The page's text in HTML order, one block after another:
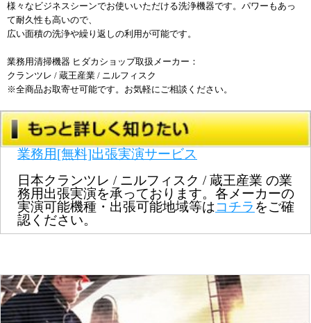
様々なビジネスシーンでお使いいただける洗浄機器です。パワーもあっ
て耐久性も高いので、
広い面積の洗浄や繰り返しの利用が可能です。
業務用清掃機器 ヒダカショップ取扱メーカー：
クランツレ / 蔵王産業 / ニルフィスク
※全商品お取寄せ可能です。お気軽にご相談ください。
業務用[無料]出張実演サービス
日本クランツレ / ニルフィスク / 蔵王産業 の業
務用出張実演を承っております。各メーカーの
実演可能機種・出張可能地域等はコチラ をご確
認ください。